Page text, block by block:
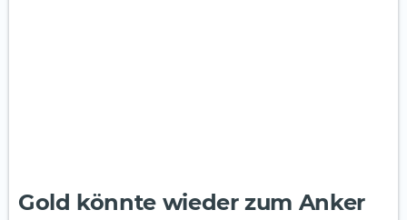
Gold könnte wieder zum Anker